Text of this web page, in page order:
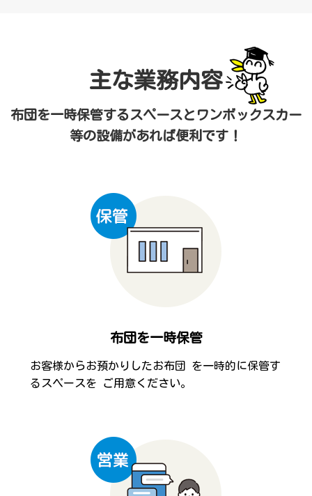
主な業務内容
布団を一時保管するスペースとワンボックスカー
等の設備があれば便利です！
布団を一時保管
お客様からお預かりしたお布団 を一時的に保管す
るスペースを ご用意ください。